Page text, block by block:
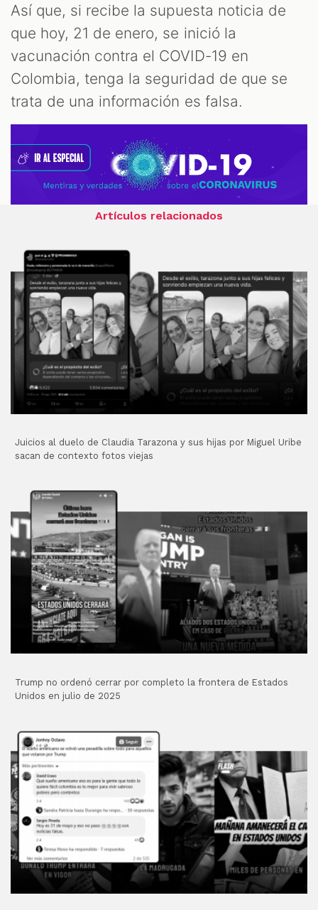
Así que, si recibe la supuesta noticia de
que hoy, 21 de enero, se inició la
vacunación contra el COVID-19 en
Colombia, tenga la seguridad de que se
trata de una información es falsa.
Artículos relacionados
Juicios al duelo de Claudia Tarazona y sus hijas por Miguel Uribe
sacan de contexto fotos viejas
Trump no ordenó cerrar por completo la frontera de Estados
Unidos en julio de 2025